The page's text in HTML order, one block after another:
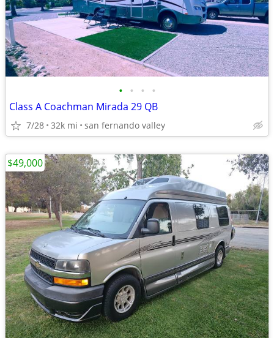
• • • •
Class A Coachman Mirada 29 QB
7/28 32k mi san fernando valley
$49,000